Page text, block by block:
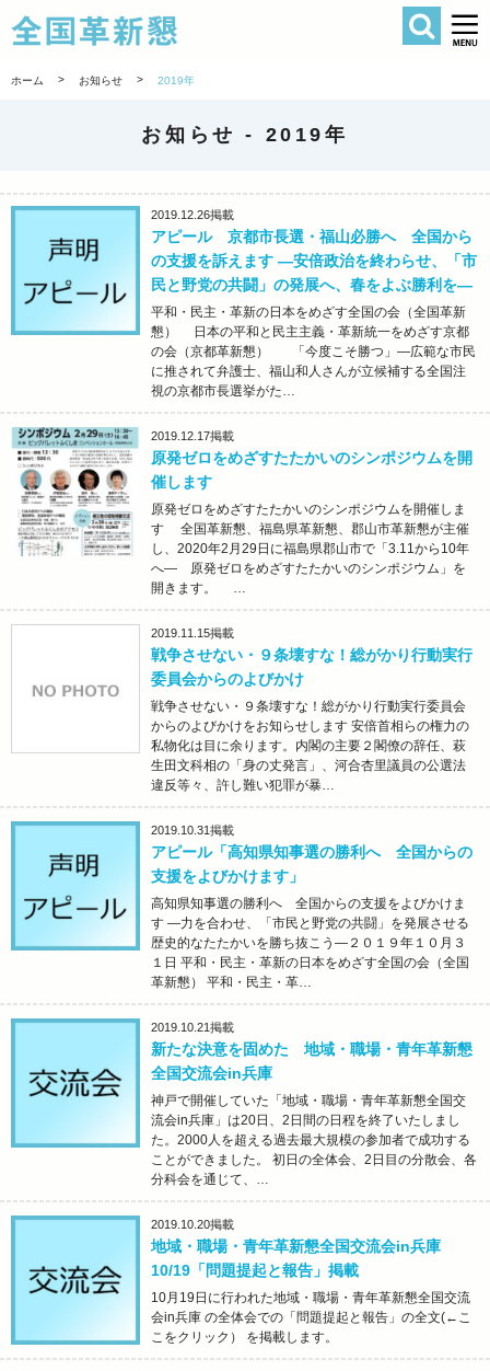
全国革新懇
検索
ホーム > お知らせ > 2019年
お知らせ - 2019年
2019.12.26掲載
アピール 京都市長選・福山必勝へ 全国から
の支援を訴えます ―安倍政治を終わらせ、「市
民と野党の共闘」の発展へ、春をよぶ勝利を―
平和・民主・革新の日本をめざす全国の会（全国革新
懇） 日本の平和と民主主義・革新統一をめざす京都
の会（京都革新懇） 「今度こそ勝つ」―広範な市民
に推されて弁護士、福山和人さんが立候補する全国注
視の京都市長選挙がた…
2019.12.17掲載
原発ゼロをめざすたたかいのシンポジウムを開
催します
原発ゼロをめざすたたかいのシンポジウムを開催しま
す 全国革新懇、福島県革新懇、郡山市革新懇が主催
し、2020年2月29日に福島県郡山市で「3.11から10年
へ― 原発ゼロをめざすたたかいのシンポジウム」を
開きます。 …
2019.11.15掲載
戦争させない・９条壊すな！総がかり行動実行
委員会からのよびかけ
戦争させない・９条壊すな！総がかり行動実行委員会
からのよびかけをお知らせします 安倍首相らの権力の
私物化は目に余ります。内閣の主要２閣僚の辞任、萩
生田文科相の「身の丈発言」、河合杏里議員の公選法
違反等々、許し難い犯罪が暴…
2019.10.31掲載
アピール「高知県知事選の勝利へ 全国からの
支援をよびかけます」
高知県知事選の勝利へ 全国からの支援をよびかけま
す ―力を合わせ、「市民と野党の共闘」を発展させる
歴史的なたたかいを勝ち抜こう―２０１９年１０月３
１日 平和・民主・革新の日本をめざす全国の会（全国
革新懇） 平和・民主・革…
2019.10.21掲載
新たな決意を固めた 地域・職場・青年革新懇
全国交流会in兵庫
神戸で開催していた「地域・職場・青年革新懇全国交
流会in兵庫」は20日、2日間の日程を終了いたしまし
た。2000人を超える過去最大規模の参加者で成功する
ことができました。 初日の全体会、2日目の分散会、各
分科会を通じて、…
2019.10.20掲載
地域・職場・青年革新懇全国交流会in兵庫
10/19「問題提起と報告」掲載
10月19日に行われた地域・職場・青年革新懇全国交流
会in兵庫 の全体会での「問題提起と報告」の全文(←こ
こをクリック） を掲載します。